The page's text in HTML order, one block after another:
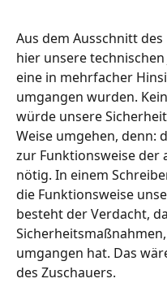
Aus dem Ausschnitt
hier unsere
eine in mehrfacher
umgangen wurden.
würde unsere
Weise umgehen, denn:
zur Funktionsweise der
nötig. In einem
die Funktionsweise
besteht der Verdacht,
umgangen hat. Das
des Zuschauers.